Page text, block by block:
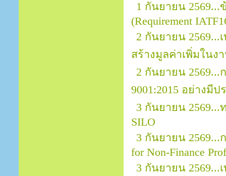
1 กันยายน
(Requirement
2 กันยายน 2569...
สร้างมูลค่าเพิ่มในง
2 กันยายน 2569...
9001:2015 อย่างมี
3 กันยายน
SILO
3 กันยายน 2569...
for Non-Finance
3 กันยายน